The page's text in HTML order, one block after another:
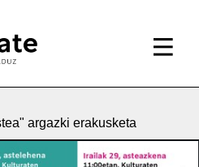
argazki erakusketa